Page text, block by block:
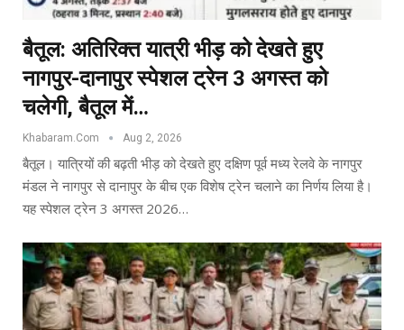
बैतूल: अतिरिक्त यात्री भीड़ को देखते हुए
नागपुर-दानापुर स्पेशल ट्रेन 3 अगस्त को
चलेगी, बैतूल में…
Khabaram.Com Aug 2, 2026
बैतूल। यात्रियों की बढ़ती भीड़ को देखते हुए दक्षिण पूर्व मध्य रेलवे के नागपुर
मंडल ने नागपुर से दानापुर के बीच एक विशेष ट्रेन चलाने का निर्णय लिया है।
यह स्पेशल ट्रेन 3 अगस्त 2026…